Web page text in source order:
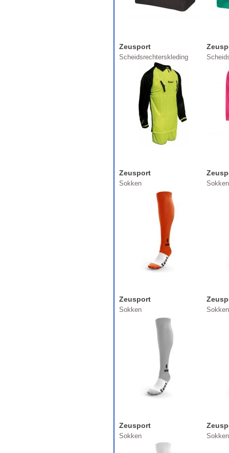
Zeusport
Scheidsrechterskleding
Zeusport
Sokken Sokken
Zeusport
Sokken Sokken
Zeusport
Sokken Sokken